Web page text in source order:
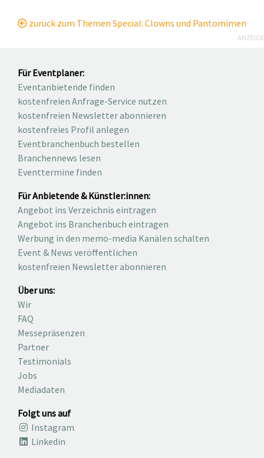
zurück zum Themen Special: Clowns und Pantomimen
ANZEIGE
Für Eventplaner:
Eventanbietende finden
kostenfreien Anfrage-Service nutzen
kostenfreien Newsletter abonnieren
kostenfreies Profil anlegen
Eventbranchenbuch bestellen
Branchennews lesen
Eventtermine finden
Für Anbietende & Künstler:innen:
Angebot ins Verzeichnis eintragen
Angebot ins Branchenbuch eintragen
Werbung in den memo-media Kanälen schalten
Event & News veröffentlichen
kostenfreien Newsletter abonnieren
Über uns:
Wir
FAQ
Messepräsenzen
Partner
Testimonials
Jobs
Mediadaten
Folgt uns auf
Instagram
Linkedin